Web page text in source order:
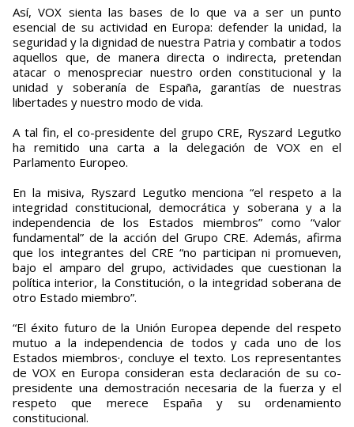
Así, VOX sienta las bases de lo que va a ser un punto
esencial de su actividad en Europa: defender la unidad, la
seguridad y la dignidad de nuestra Patria y combatir a todos
aquellos que, de manera directa o indirecta, pretendan
atacar o menospreciar nuestro orden constitucional y la
unidad y soberanía de España, garantías de nuestras
libertades y nuestro modo de vida.
A tal fin, el co-presidente del grupo CRE, Ryszard Legutko
ha remitido una carta a la delegación de VOX en el
Parlamento Europeo.
En la misiva, Ryszard Legutko menciona “el respeto a la
integridad constitucional, democrática y soberana y a la
independencia de los Estados miembros” como “valor
fundamental” de la acción del Grupo CRE. Además, afirma
que los integrantes del CRE “no participan ni promueven,
bajo el amparo del grupo, actividades que cuestionan la
política interior, la Constitución, o la integridad soberana de
otro Estado miembro”.
“El éxito futuro de la Unión Europea depende del respeto
mutuo a la independencia de todos y cada uno de los
Estados miembros·, concluye el texto. Los representantes
de VOX en Europa consideran esta declaración de su co-
presidente una demostración necesaria de la fuerza y el
respeto que merece España y su ordenamiento
constitucional.